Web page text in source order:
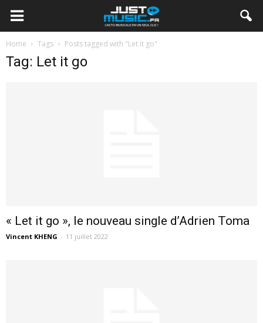
Home Tags Posts tagged with "Let it go"
Tag: Let it go
« Let it go », le nouveau single d’Adrien Toma
Vincent KHENG - 11 juillet 2022